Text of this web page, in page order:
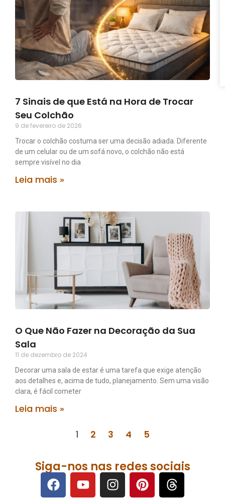
7 Sinais de que Está na Hora de Trocar
Seu Colchão
9 de fevereiro de 2026
Trocar o colchão costuma ser uma decisão adiada. Diferente
de um celular ou de um sofá novo, o colchão não está
sempre visível no dia
Leia mais »
O Que Não Fazer na Decoração da Sua
Sala
11 de dezembro de 2024
Decorar uma sala de estar é uma tarefa que exige atenção
aos detalhes e, acima de tudo, planejamento. Sem uma visão
clara, é fácil cometer
Leia mais »
1 2 3 4 5
Siga-nos nas redes sociais